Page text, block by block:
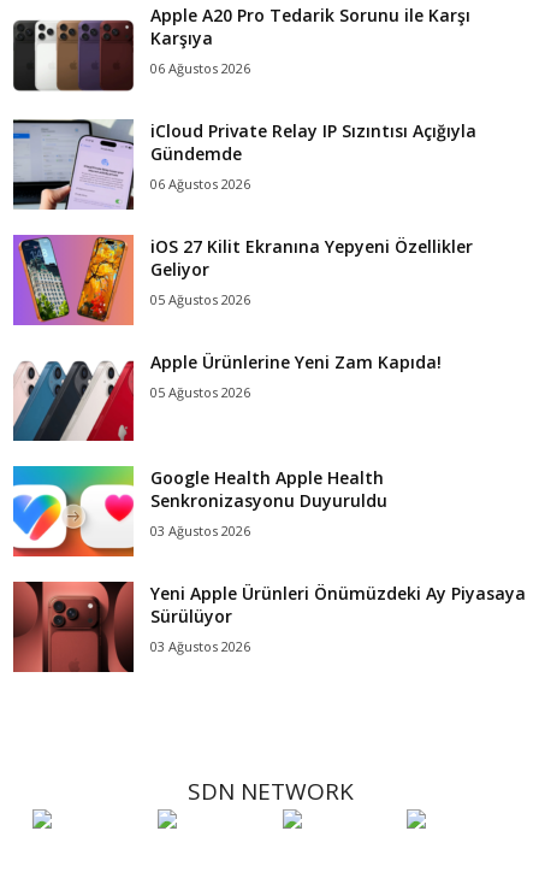
Apple A20 Pro Tedarik Sorunu ile Karşı
Karşıya
06 Ağustos 2026
iCloud Private Relay IP Sızıntısı Açığıyla
Gündemde
06 Ağustos 2026
iOS 27 Kilit Ekranına Yepyeni Özellikler
Geliyor
05 Ağustos 2026
Apple Ürünlerine Yeni Zam Kapıda!
05 Ağustos 2026
Google Health Apple Health
Senkronizasyonu Duyuruldu
03 Ağustos 2026
Yeni Apple Ürünleri Önümüzdeki Ay Piyasaya
Sürülüyor
03 Ağustos 2026
SDN NETWORK